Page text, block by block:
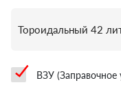
ВЗУ (Заправочное